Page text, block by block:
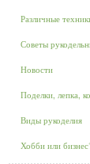
Различные
Советы
Новости
Поделки, лепка,
Виды рукоделия
Хобби или